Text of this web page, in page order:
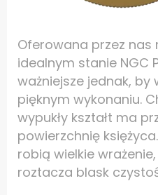
Oferowana przez
idealnym stanie NGC
ważniejsze jednak, by
pięknym wykonaniu.
wypukły kształt ma
powierzchnię
robią wielkie
roztacza blask